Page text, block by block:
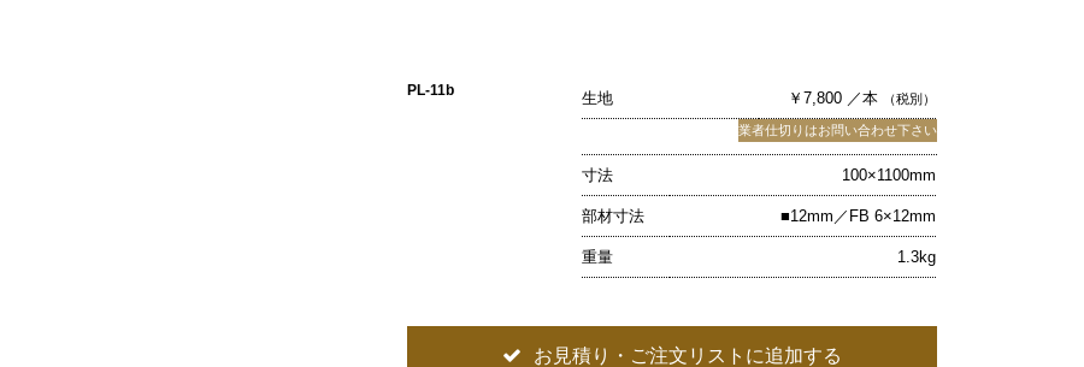
PL-11b 生地 ￥7,800 ／本 （税別）
業者仕切りはお問い合わせ下さい
寸法 100×1100mm
部材寸法 ■12mm／FB 6×12mm
重量 1.3kg
お見積り・ご注文リストに追加する